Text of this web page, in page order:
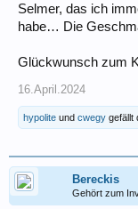
Selmer, das ich
habe… Die
Glückwunsch zum
16.April.2024
hypolite und cwegy gefällt
Bereckis
Gehört zum